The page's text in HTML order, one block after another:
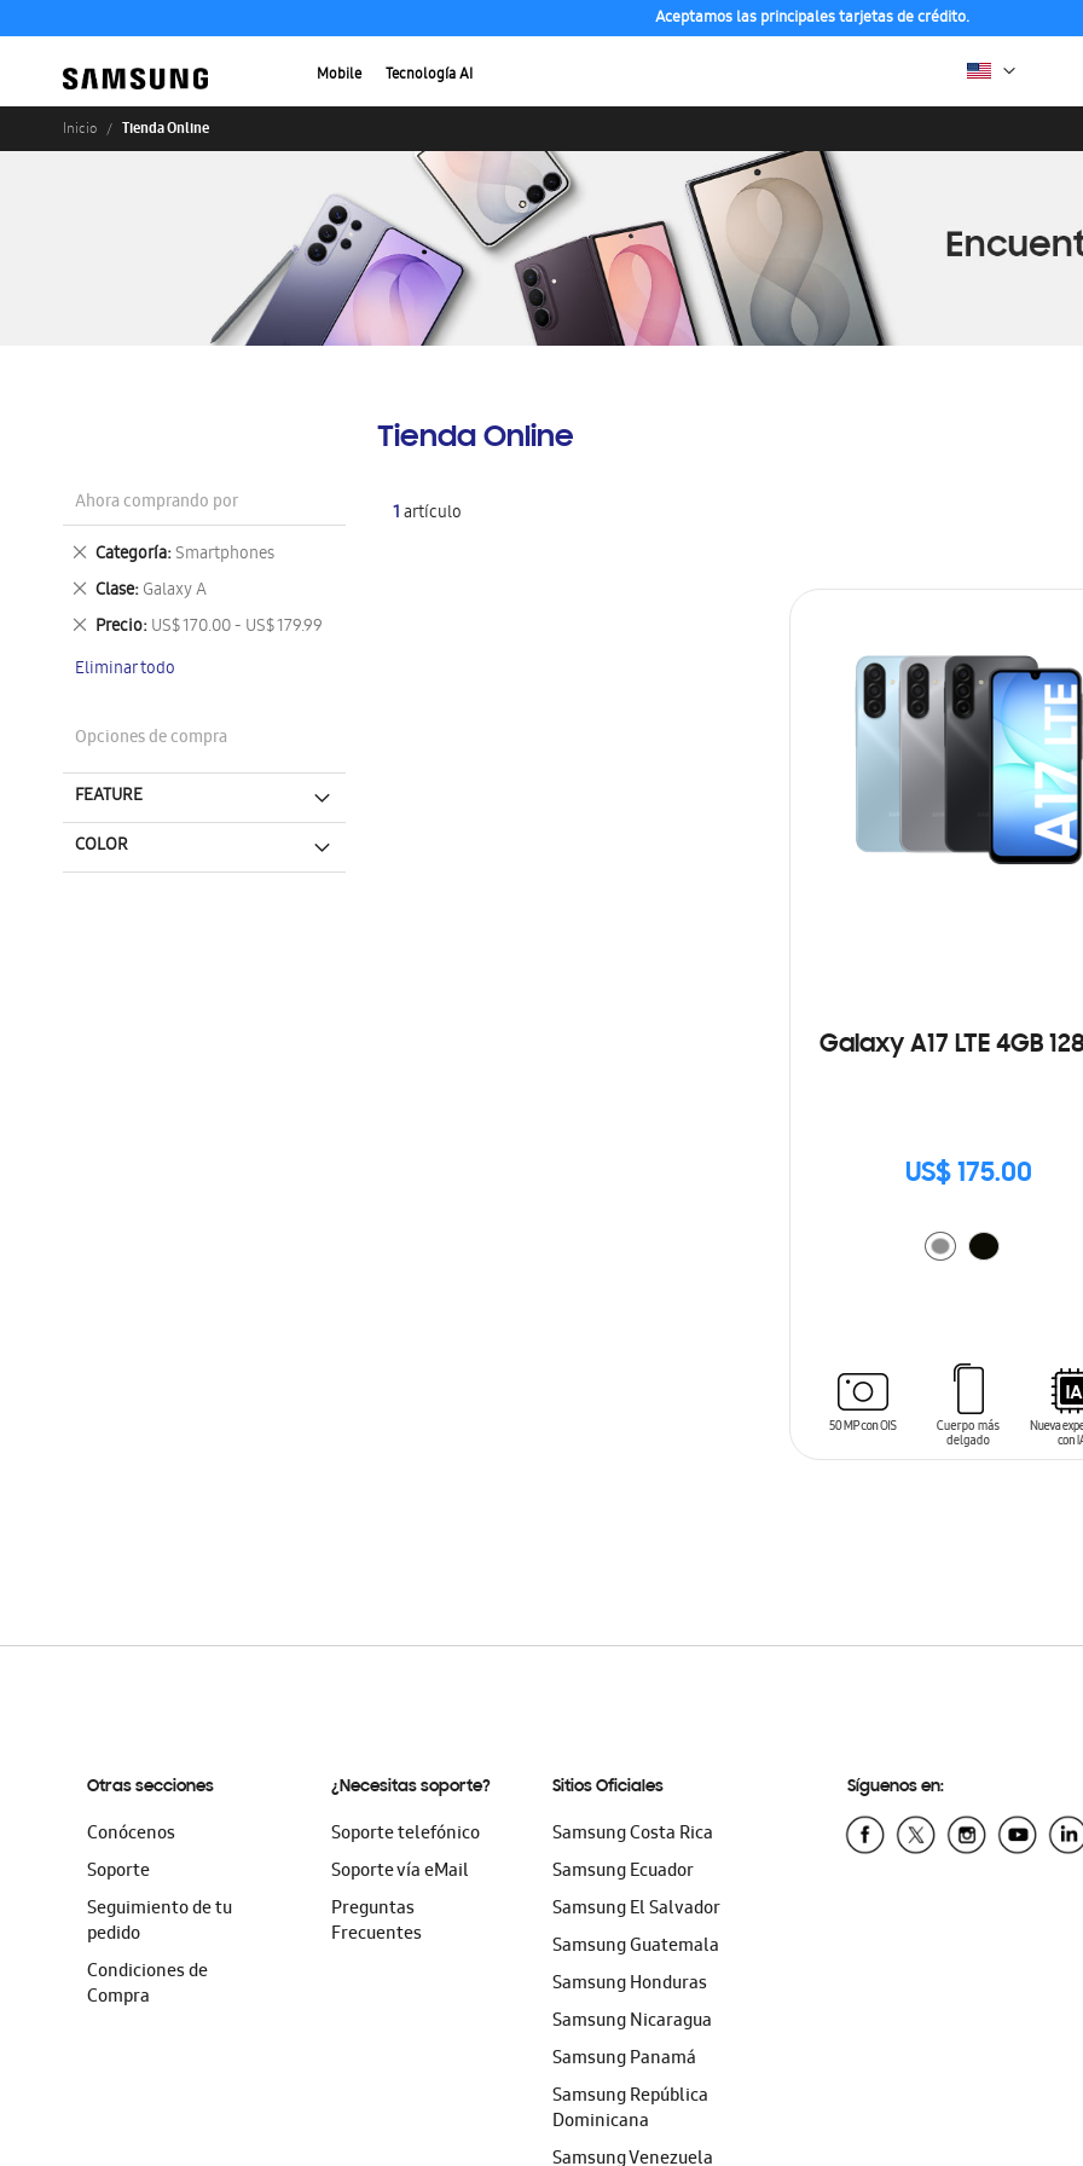
Aceptamos las principales tarjetas de crédito.
Mobile Tecnología AI
Inicio Tienda Online
Tienda Online
1artículo
Galaxy A17 LTE 4GB
US$ 175.00
Ahora comprando por
Categoría Smartphones
Eliminar
este
artículo
Clase Galaxy A
Eliminar
este
artículo
Precio US$ 170.00 - US$ 179.99
Eliminar
artículo
Eliminar todo
Opciones de compra
FEATURE
COLOR
Otras secciones
Conócenos
Soporte
Seguimiento de tu
pedido
Condiciones de
Compra
¿Necesitas soporte?
Soporte telefónico
Soporte vía eMail
Preguntas
Frecuentes
Sitios Oficiales
Samsung Costa Rica
Samsung Ecuador
Samsung El Salvador
Samsung Guatemala
Samsung Honduras
Samsung Nicaragua
Samsung Panamá
Samsung República
Dominicana
Samsung Venezuela
Síguenos en: